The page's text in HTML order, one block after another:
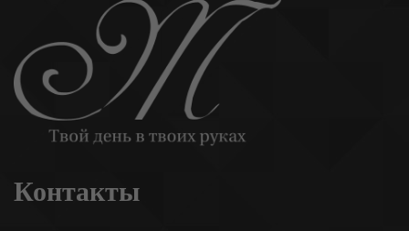
Контакты